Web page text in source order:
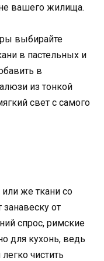
вашего жилища.
выбирайте
в пастельных и
в
из тонкой
свет с самого
же ткани со
занавеску от
спрос, римские
для кухонь, ведь
чистить